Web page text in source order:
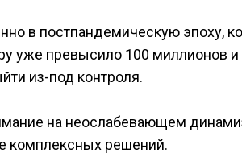
в постпандемическую эпоху,
уже превысило 100 миллионов и
из-под контроля.
на неослабевающем
комплексных решений.